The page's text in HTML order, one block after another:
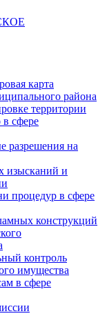
карта
района
территории
в сфере
разрешения на
изысканий и
процедур в сфере
конструкций
контроль
имущества
в сфере